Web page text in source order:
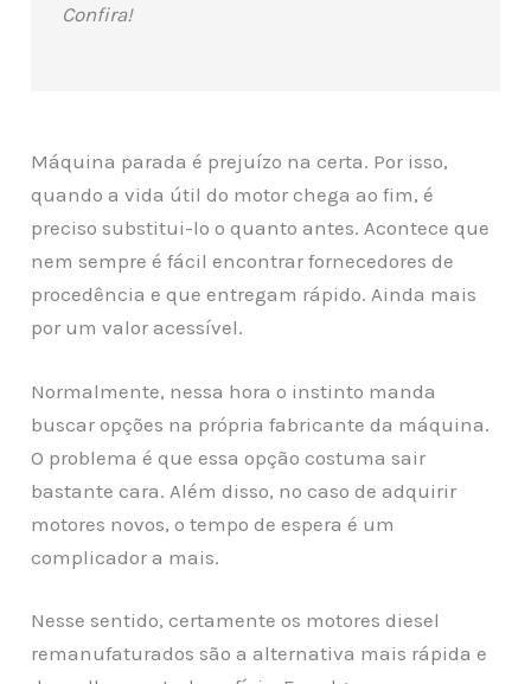
Confira!
Máquina parada é prejuízo na certa. Por isso,
quando a vida útil do motor chega ao fim, é
preciso substitui-lo o quanto antes. Acontece que
nem sempre é fácil encontrar fornecedores de
procedência e que entregam rápido. Ainda mais
por um valor acessível.
Normalmente, nessa hora o instinto manda
buscar opções na própria fabricante da máquina.
O problema é que essa opção costuma sair
bastante cara. Além disso, no caso de adquirir
motores novos, o tempo de espera é um
complicador a mais.
Nesse sentido, certamente os motores diesel
remanufaturados são a alternativa mais rápida e